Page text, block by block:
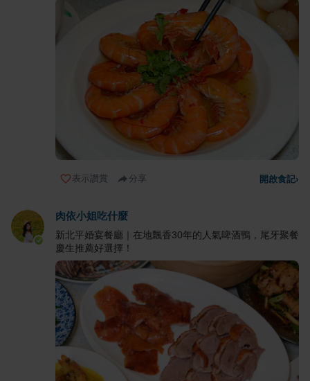
表示讚賞 分享 開啟食記›
肉依小姐吃什麼
新北平婚宴餐廳｜在地飄香30年的人氣啤酒鴨，尾牙聚餐
慶生推薦好選擇！